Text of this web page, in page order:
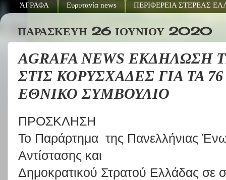
ΆΓΡΑΦΑ Ευρυτανία news ΠΕΡΙΦΕΡΕΙΑ ΣΤΕΡΕΑΣ
ΠΑΡΑΣΚΕΥΉ 26 ΙΟΥΝΊΟΥ 2020
AGRAFA NEWS ΕΚΔΗΛΩΣΗ
ΣΤΙΣ ΚΟΡΥΣΧΑΔΕΣ ΓΙΑ ΤΑ
ΕΘΝΙΚΟ ΣΥΜΒΟΥΛΙΟ
ΠΡΟΣΚΛΗΣΗ
Το Παράρτημα της Πανελλήνιας
Αντίστασης και
Δημοκρατικού Στρατού Ελλάδας σε